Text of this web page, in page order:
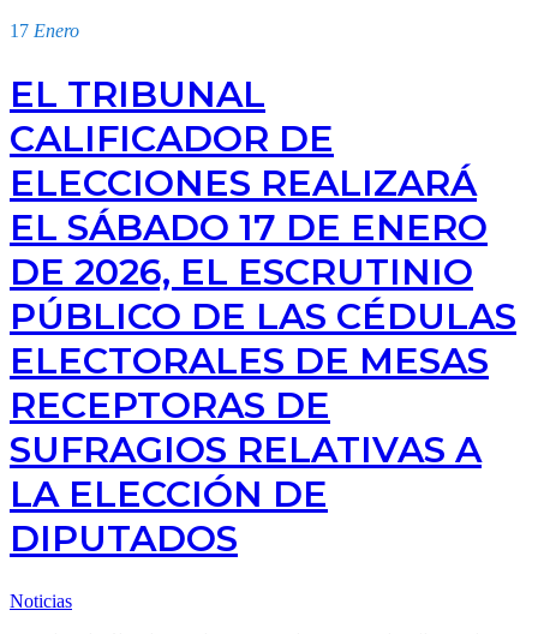
17 Enero
EL TRIBUNAL
CALIFICADOR DE
ELECCIONES REALIZARÁ
EL SÁBADO 17 DE ENERO
DE 2026, EL ESCRUTINIO
PÚBLICO DE LAS CÉDULAS
ELECTORALES DE MESAS
RECEPTORAS DE
SUFRAGIOS RELATIVAS A
LA ELECCIÓN DE
DIPUTADOS
Noticias